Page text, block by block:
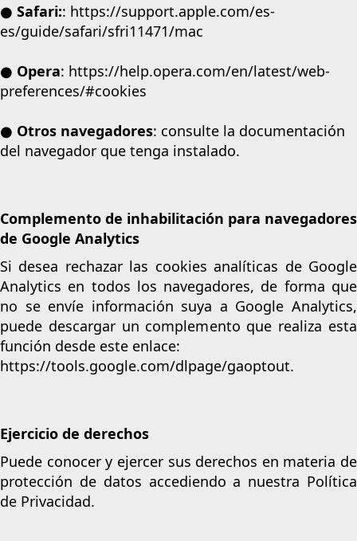
● Safari:: https://support.apple.com/es-
es/guide/safari/sfri11471/mac
● Opera: https://help.opera.com/en/latest/web-
preferences/#cookies
● Otros navegadores: consulte la documentación
del navegador que tenga instalado.
Complemento de inhabilitación para navegadores
de Google Analytics
Si desea rechazar las cookies analíticas de Google
Analytics en todos los navegadores, de forma que
no se envíe información suya a Google Analytics,
puede descargar un complemento que realiza esta
función desde este enlace:
https://tools.google.com/dlpage/gaoptout.
Ejercicio de derechos
Puede conocer y ejercer sus derechos en materia de
protección de datos accediendo a nuestra Política
de Privacidad.